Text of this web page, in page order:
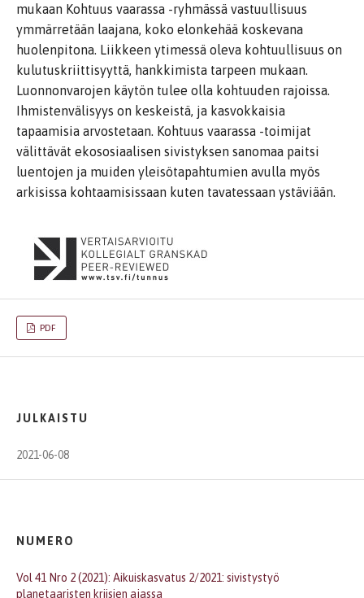
mukaan Kohtuus vaarassa -ryhmässä vastuullisuus
ymmärretään laajana, koko elonkehää koskevana
huolenpitona. Liikkeen ytimessä oleva kohtuullisuus on
kulutuskriittisyyttä, hankkimista tarpeen mukaan.
Luonnonvarojen käytön tulee olla kohtuuden rajoissa.
Ihmistenvälisyys on keskeistä, ja kasvokkaisia
tapaamisia arvostetaan. Kohtuus vaarassa -toimijat
välittävät ekososiaalisen sivistyksen sanomaa paitsi
luentojen ja muiden yleisötapahtumien avulla myös
arkisissa kohtaamisissaan kuten tavatessaan ystäviään.
PDF
JULKAISTU
2021-06-08
NUMERO
Vol 41 Nro 2 (2021): Aikuiskasvatus 2/2021: sivistystyö
planetaaristen kriisien ajassa